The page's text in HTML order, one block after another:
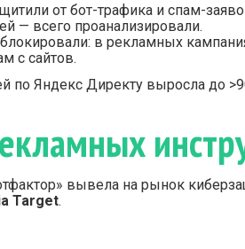
от бот-трафика и спам-
— всего проанализировали.
в рекламных
с сайтов.
по Яндекс Директу выросла до
вывела на рынок
Target.